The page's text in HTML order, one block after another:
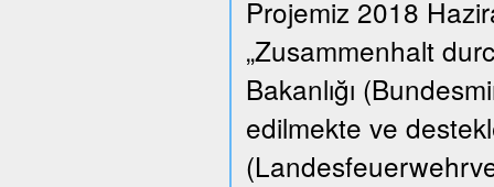
Projemiz 2018
„Zusammenhalt
Bakanlığı
edilmekte ve